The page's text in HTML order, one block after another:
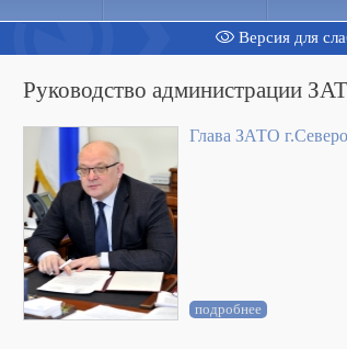
Версия для
Руководство администрации
Глава ЗАТО
подробнее